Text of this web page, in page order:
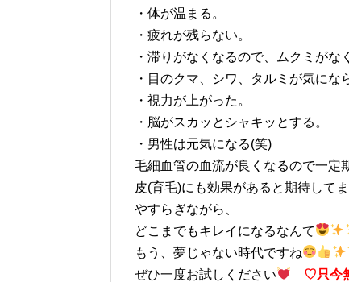
・体が温まる。
・疲れが残らない。
・滞りがなくなるので、ムクミがな
・目のクマ、シワ、タルミが気にな
・視力が上がった。
・脳がスカッとシャキッとする。
・男性は元気になる(笑)
毛細血管の血流が良くなるので一定
皮(育毛)にも効果があると期待して
やすらぎながら、
どこまでもキレイになるなんて
もう、夢じゃない時代ですね
ぜひ一度お試しください
♡只今